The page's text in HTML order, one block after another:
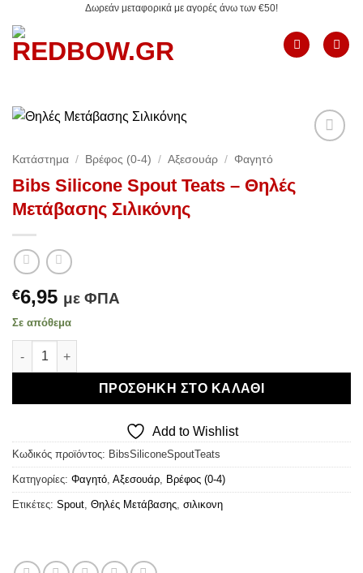
στο
περιεχόμενο
Δωρεάν μεταφορικά με αγορές άνω των €50!
Κατάστημα / Βρέφος (0-4) / Αξεσουάρ / Φαγητό
Bibs Silicone Spout Teats – Θηλές
Μετάβασης Σιλικόνης
€6,95 με ΦΠΑ
Σε απόθεμα
Bibs Silicone Spout Teats – Θηλές Μετάβασης Σιλικόνης
ΠΡΟΣΘΉΚΗ ΣΤΟ ΚΑΛΆΘΙ
Add to Wishlist
Κωδικός προϊόντος: BibsSiliconeSpoutTeats
Κατηγορίες: Φαγητό, Αξεσουάρ, Βρέφος (0-4)
Ετικέτες: Spout, Θηλές Μετάβασης, σιλικονη